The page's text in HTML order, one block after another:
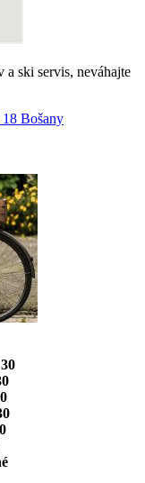
ski servis, neváhajte
Bošany